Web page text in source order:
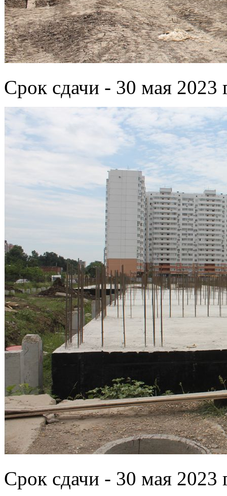
Срок сдачи - 30 мая 2023
Срок сдачи - 30 мая 2023